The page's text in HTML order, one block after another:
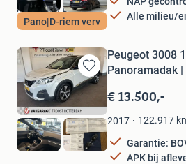
Pano|D-riem verv
Alle milieu/
Autobaan B.V.
Lelystad
Bewaren
in
Favorieten
Peugeot 3008
Panoramadak |
€ 13.500,-
2017 122.917
Garantie:
APK bij